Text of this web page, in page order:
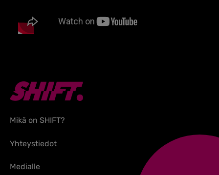
Mikä on SHIFT?
Yhteystiedot
Medialle